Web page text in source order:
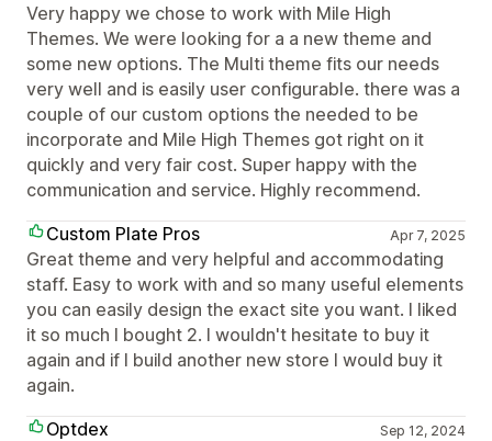
Very happy we chose to work with Mile High
Themes. We were looking for a a new theme and
some new options. The Multi theme fits our needs
very well and is easily user configurable. there was a
couple of our custom options the needed to be
incorporate and Mile High Themes got right on it
quickly and very fair cost. Super happy with the
communication and service. Highly recommend.
Custom Plate Pros
Apr 7, 2025
Great theme and very helpful and accommodating
staff. Easy to work with and so many useful elements
you can easily design the exact site you want. I liked
it so much I bought 2. I wouldn't hesitate to buy it
again and if I build another new store I would buy it
again.
Optdex
Sep 12, 2024